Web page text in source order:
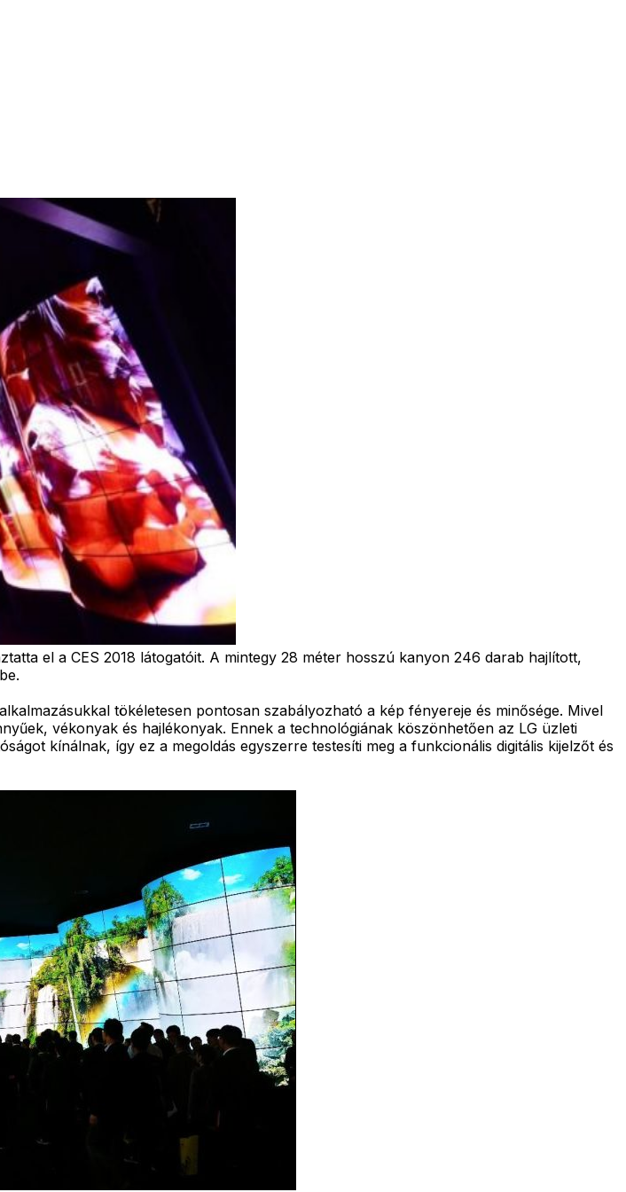
el a CES 2018 látogatóit. A mintegy 28 méter hosszú kanyon 246 darab hajlított,
tökéletesen pontosan szabályozható a kép fényereje és minősége. Mivel
vékonyak és hajlékonyak. Ennek a technológiának köszönhetően az LG üzleti
kínálnak, így ez a megoldás egyszerre testesíti meg a funkcionális digitális kijelzőt és